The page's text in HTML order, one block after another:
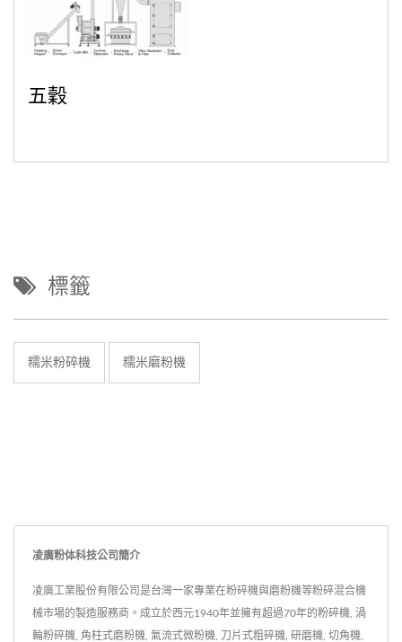
五穀
標籤
糯米粉碎機 糯米磨粉機
凌廣粉体科技公司簡介
凌廣工業股份有限公司是台灣一家專業在粉碎機與磨粉機等粉碎混合機
械市場的製造服務商。成立於西元1940年並擁有超過70年的粉碎機, 渦
輪粉碎機, 角柱式磨粉機, 氣流式微粉機, 刀片式粗碎機, 研磨機, 切角機,